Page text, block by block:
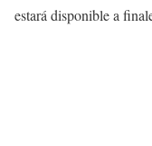
estará disponible a